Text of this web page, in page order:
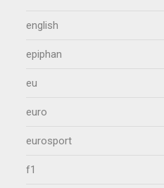
english
epiphan
eu
euro
eurosport
f1